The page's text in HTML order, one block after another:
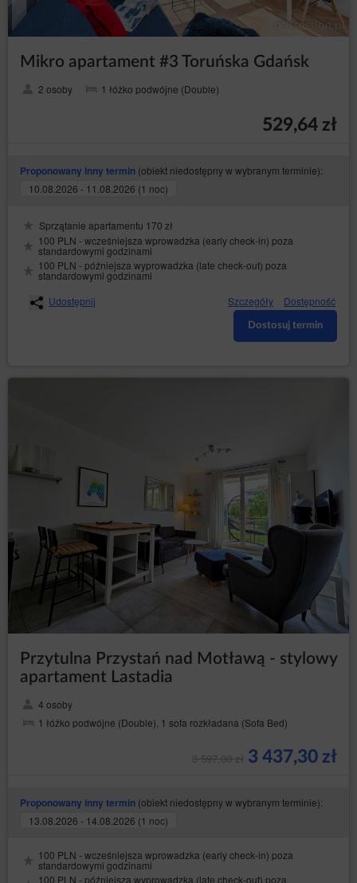
Mikro apartament #3 Toruńska Gdańsk
2 osoby 1 łóżko podwójne (Double)
529,64 zł
Proponowany inny termin (obiekt niedostępny w wybranym terminie):
10.08.2026 - 11.08.2026 (1 noc)
Sprzątanie apartamentu 170 zł
100 PLN - wcześniejsza wprowadzka (early check-in) poza
standardowymi godzinami
100 PLN - późniejsza wyprowadzka (late check-out) poza
standardowymi godzinami
Udostępnij
Szczegóły Dostępność
Dostosuj termin
Przytulna Przystań nad Motławą - stylowy
apartament Lastadia
4 osoby
1 łóżko podwójne (Double), 1 sofa rozkładana (Sofa Bed)
3 597,00 zł 3 437,30 zł
Proponowany inny termin (obiekt niedostępny w wybranym terminie):
13.08.2026 - 14.08.2026 (1 noc)
100 PLN - wcześniejsza wprowadzka (early check-in) poza
standardowymi godzinami
100 PLN - późniejsza wyprowadzka (late check-out) poza